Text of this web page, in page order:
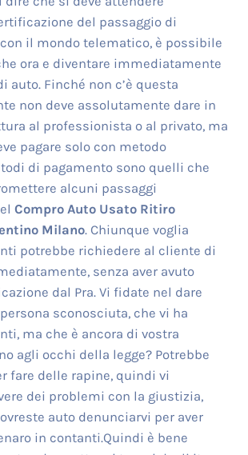
del passaggio di
con il mondo telematico, è possibile
ora e diventare immediatamente
auto. Finché non c’è questa
non deve assolutamente dare in
al professionista o al privato, ma
pagare solo con metodo
di pagamento sono quelli che
alcuni passaggi
Compro Auto Usato Ritiro
Milano. Chiunque voglia
potrebbe richiedere al cliente di
senza aver avuto
dal Pra. Vi fidate nel dare
sconosciuta, che vi ha
ma che è ancora di vostra
agli occhi della legge? Potrebbe
fare delle rapine, quindi vi
dei problemi con la giustizia,
auto denunciarvi per aver
in contanti.Quindi è bene